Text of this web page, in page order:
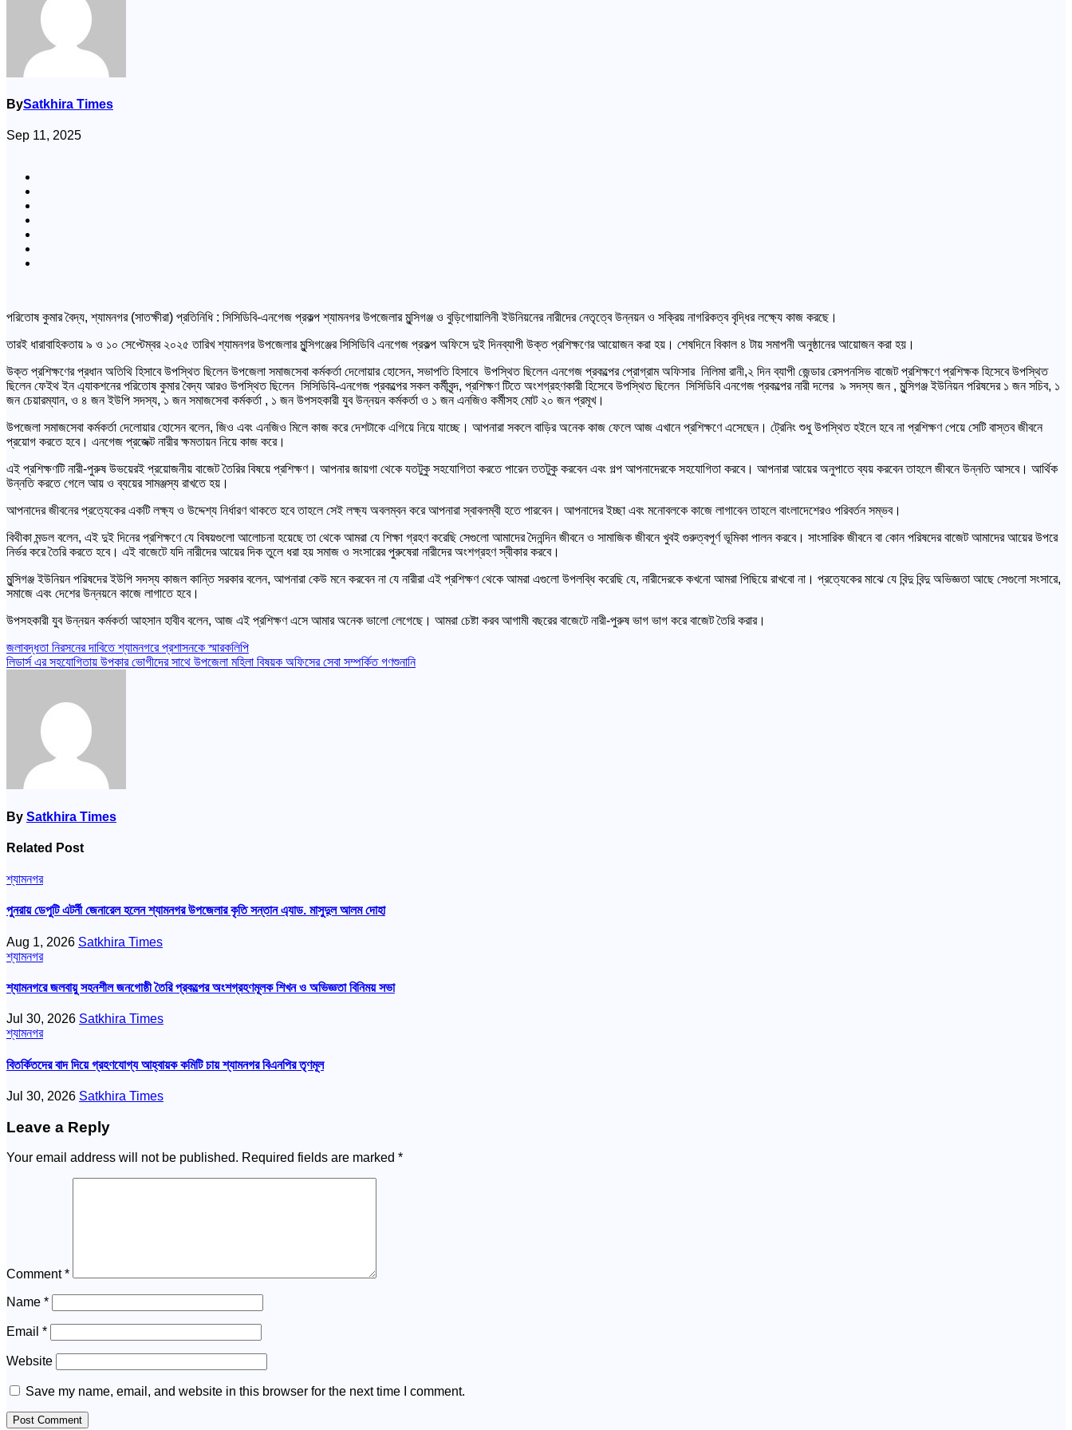
BySatkhira Times
Sep 11, 2025
পরিতোষ কুমার বৈদ্য, শ্যামনগর (সাতক্ষীরা) প্রতিনিধি : সিসিডিবি-এনগেজ প্রকল্প শ্যামনগর উপজেলার মুন্সিগঞ্জ ও বুড়িগোয়ালিনী ইউনিয়নের নারীদের নেতৃত্বে উন্নয়ন ও সক্রিয় নাগরিকত্ব বৃদ্ধির লক্ষ্যে কাজ করছে।
তারই ধারাবাহিকতায় ৯ ও ১০ সেপ্টেম্বর ২০২৫ তারিখ শ্যামনগর উপজেলার মুন্সিগঞ্জের সিসিডিবি এনগেজ প্রকল্প অফিসে দুই দিনব্যাপী উক্ত প্রশিক্ষণের আয়োজন করা হয়। শেষদিনে বিকাল ৪ টায় সমাপনী অনুষ্ঠানের আয়োজন করা হয়।
উক্ত প্রশিক্ষণের প্রধান অতিথি হিসাবে উপস্থিত ছিলেন উপজেলা সমাজসেবা কর্মকর্তা দেলোয়ার হোসেন, সভাপতি হিসাবে উপস্থিত ছিলেন এনগেজ প্রকল্পের প্রোগ্রাম অফিসার নিলিমা রানী,২ দিন ব্যাপী জেন্ডার রেসপনসিভ বাজেট প্রশিক্ষণে প্রশিক্ষক হিসেবে উপস্থিত
ছিলেন ফেইথ ইন এ্যাকশনের পরিতোষ কুমার বৈদ্য আরও উপস্থিত ছিলেন সিসিডিবি-এনগেজ প্রকল্পের সকল কর্মীবৃন্দ, প্রশিক্ষণ টিতে অংশগ্রহণকারী হিসেবে উপস্থিত ছিলেন সিসিডিবি এনগেজ প্রকল্পের নারী দলের ৯ সদস্য জন , মুন্সিগঞ্জ ইউনিয়ন পরিষদের ১ জন সচিব, ১
জন চেয়ারম্যান, ও ৪ জন ইউপি সদস্য, ১ জন সমাজসেবা কর্মকর্তা , ১ জন উপসহকারী যুব উন্নয়ন কর্মকর্তা ও ১ জন এনজিও কর্মীসহ মোট ২০ জন প্রমূখ।
উপজেলা সমাজসেবা কর্মকর্তা দেলোয়ার হোসেন বলেন, জিও এবং এনজিও মিলে কাজ করে দেশটাকে এগিয়ে নিয়ে যাচ্ছে। আপনারা সকলে বাড়ির অনেক কাজ ফেলে আজ এখানে প্রশিক্ষণে এসেছেন। ট্রেনিং শুধু উপস্থিত হইলে হবে না প্রশিক্ষণ পেয়ে সেটি বাস্তব জীবনে
প্রয়োগ করতে হবে। এনগেজ প্রজেক্ট নারীর ক্ষমতায়ন নিয়ে কাজ করে।
এই প্রশিক্ষণটি নারী-পুরুষ উভয়েরই প্রয়োজনীয় বাজেট তৈরির বিষয়ে প্রশিক্ষণ। আপনার জায়গা থেকে যতটুকু সহযোগিতা করতে পারেন ততটুকু করবেন এবং গল্প আপনাদেরকে সহযোগিতা করবে। আপনারা আয়ের অনুপাতে ব্যয় করবেন তাহলে জীবনে উন্নতি আসবে। আর্থিক
উন্নতি করতে গেলে আয় ও ব্যয়ের সামঞ্জস্য রাখতে হয়।
আপনাদের জীবনের প্রত্যেকের একটি লক্ষ্য ও উদ্দেশ্য নির্ধারণ থাকতে হবে তাহলে সেই লক্ষ্য অবলম্বন করে আপনারা স্বাবলম্বী হতে পারবেন। আপনাদের ইচ্ছা এবং মনোবলকে কাজে লাগাবেন তাহলে বাংলাদেশেরও পরিবর্তন সম্ভব।
বিথীকা মন্ডল বলেন, এই দুই দিনের প্রশিক্ষণে যে বিষয়গুলো আলোচনা হয়েছে তা থেকে আমরা যে শিক্ষা গ্রহণ করেছি সেগুলো আমাদের দৈনন্দিন জীবনে ও সামাজিক জীবনে খুবই গুরুত্বপূর্ণ ভূমিকা পালন করবে। সাংসারিক জীবনে বা কোন পরিষদের বাজেট আমাদের আয়ের উপরে
নির্ভর করে তৈরি করতে হবে। এই বাজেটে যদি নারীদের আয়ের দিক তুলে ধরা হয় সমাজ ও সংসারের পুরুষেরা নারীদের অংশগ্রহণ স্বীকার করবে।
মুন্সিগঞ্জ ইউনিয়ন পরিষদের ইউপি সদস্য কাজল কান্তি সরকার বলেন, আপনারা কেউ মনে করবেন না যে নারীরা এই প্রশিক্ষণ থেকে আমরা এগুলো উপলব্ধি করেছি যে, নারীদেরকে কখনো আমরা পিছিয়ে রাখবো না। প্রত্যেকের মাঝে যে বিন্দু বিন্দু অভিজ্ঞতা আছে সেগুলো সংসারে,
সমাজে এবং দেশের উন্নয়নে কাজে লাগাতে হবে।
উপসহকারী যুব উন্নয়ন কর্মকর্তা আহসান হাবীব বলেন, আজ এই প্রশিক্ষণ এসে আমার অনেক ভালো লেগেছে। আমরা চেষ্টা করব আগামী বছরের বাজেটে নারী-পুরুষ ভাগ ভাগ করে বাজেট তৈরি করার।
Post
navigation
জলাবদ্ধতা নিরসনের দাবিতে শ্যামনগরে প্রশাসনকে স্মারকলিপি
লিডার্স এর সহযোগিতায় উপকার ভোগীদের সাথে উপজেলা মহিলা বিষয়ক অফিসের সেবা সম্পর্কিত গণশুনানি
By Satkhira Times
Related Post
শ্যামনগর
পুনরায় ডেপুটি এটর্নী জেনারেল হলেন শ্যামনগর উপজেলার কৃতি সন্তান এ্যাড. মাসুদুল আলম দোহা
Aug 1, 2026 Satkhira Times
শ্যামনগর
শ্যামনগরে জলবায়ু সহনশীল জনগোষ্ঠী তৈরি প্রকল্পের অংশগ্রহণমূলক শিখন ও অভিজ্ঞতা বিনিময় সভা
Jul 30, 2026 Satkhira Times
শ্যামনগর
বিতর্কিতদের বাদ দিয়ে গ্রহণযোগ্য আহ্বায়ক কমিটি চায় শ্যামনগর বিএনপির তৃণমূল
Jul 30, 2026 Satkhira Times
Leave a Reply
Your email address will not be published. Required fields are marked *
Comment*
Name *
Email *
Website
Save my name, email, and website in this browser for the next time I comment.